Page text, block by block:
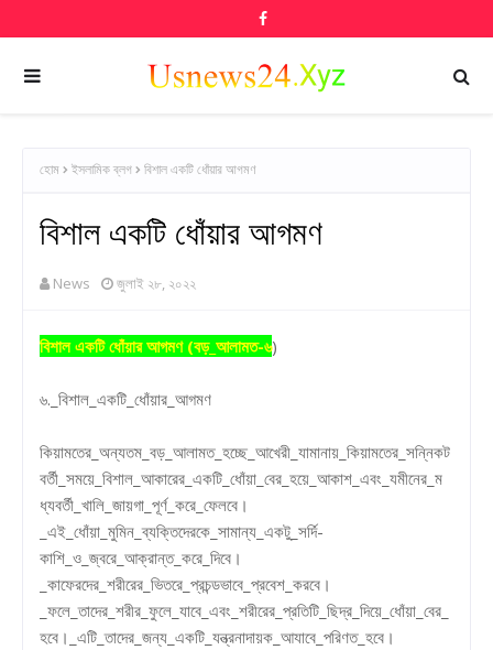
হোম ইসলামিক ব্লগ বিশাল একটি ধোঁয়ার আগমণ
বিশাল একটি ধোঁয়ার আগমণ
News জুলাই ২৮, ২০২২
বিশাল একটি ধোঁয়ার আগমণ (বড়_আলামত-৬)
৬._বিশাল_একটি_ধোঁয়ার_আগমণ
কিয়ামতের_অন্যতম_বড়_আলামত_হচ্ছে_আখেরী_যামানায়_কিয়ামতের_সন্নিকট
বর্তী_সময়ে_বিশাল_আকারের_একটি_ধোঁয়া_বের_হয়ে_আকাশ_এবং_যমীনের_ম
ধ্যবর্তী_খালি_জায়গা_পূর্ণ_করে_ফেলবে।
_এই_ধোঁয়া_মুমিন_ব্যক্তিদেরকে_সামান্য_একটু_সর্দি-
কাশি_ও_জ্বরে_আক্রান্ত_করে_দিবে।
_কাফেরদের_শরীরের_ভিতরে_প্রচন্ডভাবে_প্রবেশ_করবে।
_ফলে_তাদের_শরীর_ফুলে_যাবে_এবং_শরীরের_প্রতিটি_ছিদ্র_দিয়ে_ধোঁয়া_বের_
হবে।_এটি_তাদের_জন্য_একটি_যন্ত্রনাদায়ক_আযাবে_পরিণত_হবে।